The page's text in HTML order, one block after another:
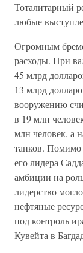
Тоталитарный
любые
Огромным
расходы. При
45 млрд
13 млрд
вооружению
в 19 млн
млн человек, а
танков.
его лидера
амбиции на
лидерство
нефтяные
под контроль
Кувейта в